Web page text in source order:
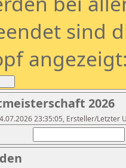
sind
2026
23:35:05, Ersteller/Letzter